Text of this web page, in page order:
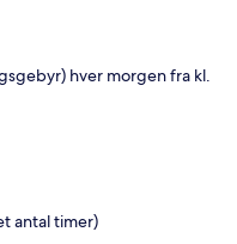
hver morgen fra kl.
antal timer)